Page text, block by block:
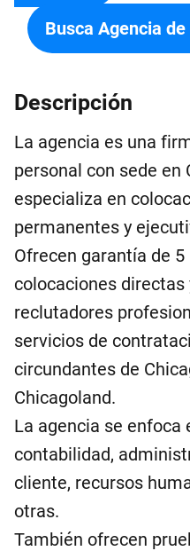
Busca Agencia
Descripción
La agencia es una
personal con sede en
especializa en
permanentes y
Ofrecen garantía de
colocaciones
reclutadores
servicios de
circundantes de
Chicagoland.
La agencia se enfoca
contabilidad,
cliente, recursos
otras.
También ofrecen